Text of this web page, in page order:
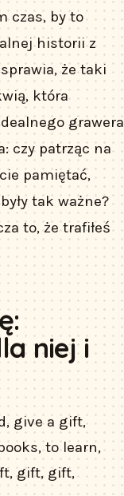
czas, by to
historii z
że taki
która
grawera
czy patrząc na
pamiętać,
tak ważne?
to, że trafiłeś
niej i